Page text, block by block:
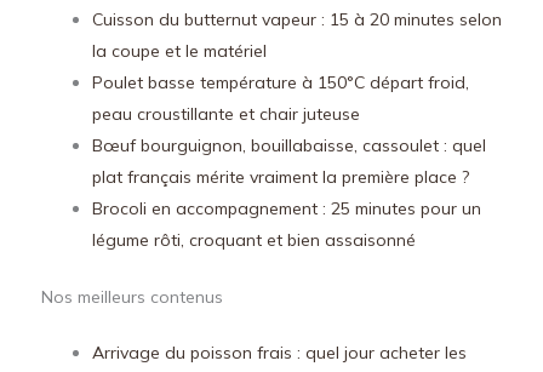
Cuisson du butternut vapeur : 15 à 20 minutes selon
la coupe et le matériel
Poulet basse température à 150°C départ froid,
peau croustillante et chair juteuse
Bœuf bourguignon, bouillabaisse, cassoulet : quel
plat français mérite vraiment la première place ?
Brocoli en accompagnement : 25 minutes pour un
légume rôti, croquant et bien assaisonné
Nos meilleurs contenus
Arrivage du poisson frais : quel jour acheter les